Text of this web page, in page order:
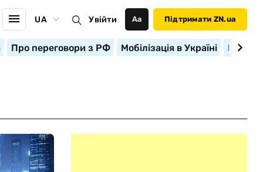
UA Увійти Аа Підтримати ZN.ua
Про переговори з РФ Мобілізація в Україні